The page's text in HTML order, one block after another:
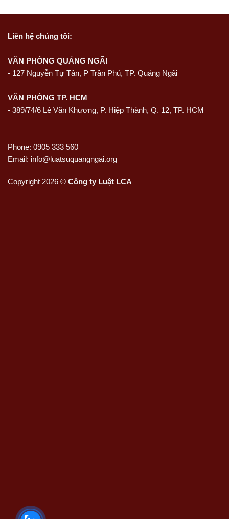
Liên hệ chúng tôi:
VĂN PHÒNG QUẢNG NGÃI
- 127 Nguyễn Tự Tân, P Trần Phú, TP. Quảng Ngãi
VĂN PHÒNG TP. HCM
- 389/74/6 Lê Văn Khương, P. Hiệp Thành, Q. 12, TP. HCM
Phone: 0905 333 560
Email: info@luatsuquangngai.org
Copyright 2026 © Công ty Luật LCA